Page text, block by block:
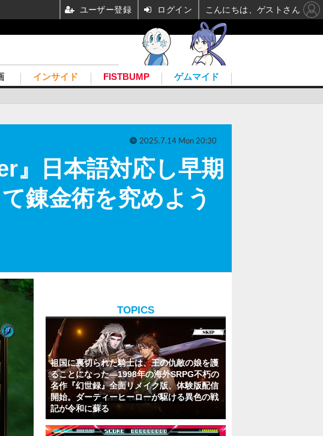
インサイド FISTBUMP ゲムマイド
』日本語対応し早期
錬金術を究めよう
2025.7.14 Mon 20:30
TOPICS
祖国に裏切られた騎士は、王の仇敵の娘を護
ることになった―1998年の海外SRPG不朽の
名作『幻世録』全面リメイク版、体験版配信
開始。ダーティーヒーローが駆ける異色の戦
記が令和に蘇る
ユーザー登録 ログイン こんにちは、ゲストさん